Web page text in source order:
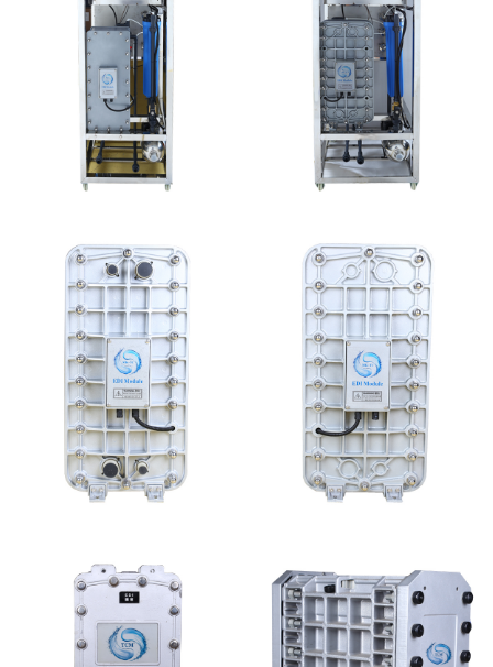
MK-TC100 EDI设备 MK-TC50 EDI设备
EDI超纯水处理设备 MK-TC500 EDI模块